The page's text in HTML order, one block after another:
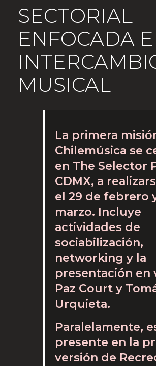
SECTORIAL
ENFOCADA
MUSICAL
La primera
Chilemúsica se
en The Selector
CDMX, a
el 29 de febrero
marzo. Incluye
actividades de
sociabilización,
networking y la
presentación en
Paz Court y
Urquieta.
Paralelamente,
presente en la
versión de